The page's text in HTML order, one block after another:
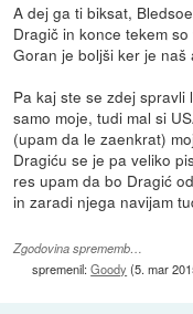
A dej ga ti biksat,
Dragič in konce tekem
Goran je boljši ker je naš
Pa kaj ste se zdej
samo moje, tudi mal si
(upam da le zaenkrat)
Dragiću se je pa veliko
res upam da bo Dragić
in zaradi njega navijam
Zgodovina sprememb…
spremenil:Goody (5. mar